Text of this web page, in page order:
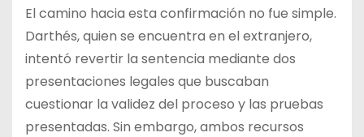
El camino hacia esta confirmación no fue simple.
Darthés, quien se encuentra en el extranjero,
intentó revertir la sentencia mediante dos
presentaciones legales que buscaban
cuestionar la validez del proceso y las pruebas
presentadas. Sin embargo, ambos recursos